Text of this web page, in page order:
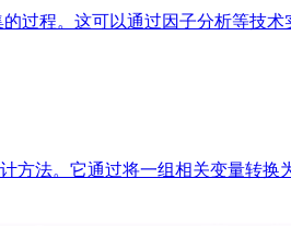
过程。这可以通过因子分析等技
方法。它通过将一组相关变量转